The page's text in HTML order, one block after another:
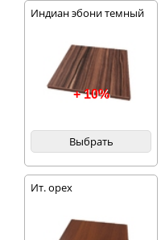
Индиан эбони темный
+ 10%
Выбрать
Ит. орех